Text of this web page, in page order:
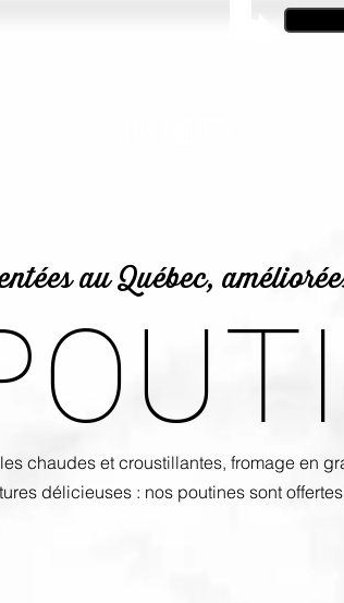
au Québec,
chaudes et croustillantes, fromage en
délicieuses : nos poutines sont